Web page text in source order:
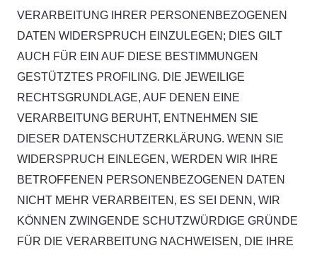
VERARBEITUNG IHRER PERSONENBEZOGENEN
DATEN WIDERSPRUCH EINZULEGEN; DIES GILT
AUCH FÜR EIN AUF DIESE BESTIMMUNGEN
GESTÜTZTES PROFILING. DIE JEWEILIGE
RECHTSGRUNDLAGE, AUF DENEN EINE
VERARBEITUNG BERUHT, ENTNEHMEN SIE
DIESER DATENSCHUTZERKLÄRUNG. WENN SIE
WIDERSPRUCH EINLEGEN, WERDEN WIR IHRE
BETROFFENEN PERSONENBEZOGENEN DATEN
NICHT MEHR VERARBEITEN, ES SEI DENN, WIR
KÖNNEN ZWINGENDE SCHUTZWÜRDIGE GRÜNDE
FÜR DIE VERARBEITUNG NACHWEISEN, DIE IHRE